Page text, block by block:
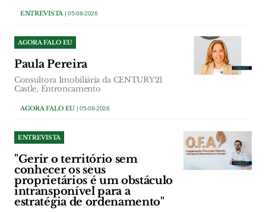
ENTREVISTA| 05-08-2026
AGORA FALO EU
Paula Pereira
Consultora Imobiliária da CENTURY21
Castle, Entroncamento
AGORA FALO EU | 05-08-2026
ENTREVISTA
"Gerir o território sem
conhecer os seus
proprietários é um obstáculo
intransponível para a
estratégia de ordenamento"